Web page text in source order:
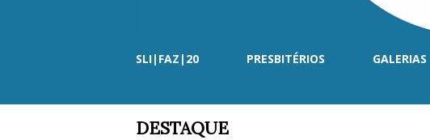
SLI|FAZ|20 PRESBITÉRIOS GALERIAS
DESTAQUE